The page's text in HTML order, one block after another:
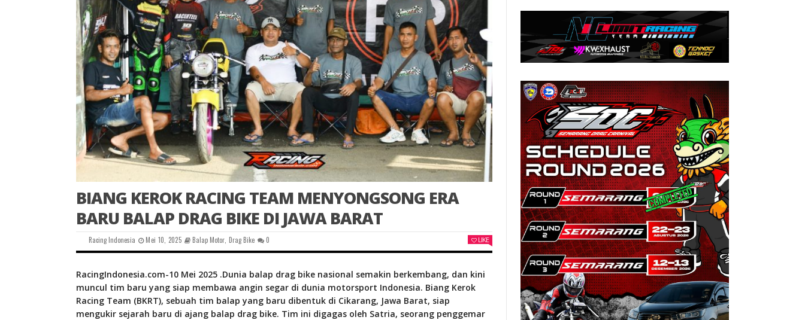
BIANG KEROK RACING TEAM MENYONGSONG ERA
BARU BALAP DRAG BIKE DI JAWA BARAT
Racing Indonesia Mei 10, 2025 Balap Motor Drag Bike 0 LIKE
RacingIndonesia.com-10 Mei 2025 .Dunia balap drag bike nasional semakin berkembang, dan kini
muncul tim baru yang siap membawa angin segar di dunia motorsport Indonesia. Biang Kerok
Racing Team (BKRT), sebuah tim balap yang baru dibentuk di Cikarang, Jawa Barat, siap
mengukir sejarah baru di ajang balap drag bike. Tim ini digagas oleh Satria, seorang penggemar